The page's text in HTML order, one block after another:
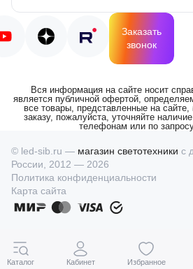
Заказать
звонок
Вся информация на сайте носит
является публичной офертой,
все товары, представленные на
заказу, пожалуйста, уточняйте
телефонам или по
© led-sib.ru — магазин светотехники с
России, 2012 — 2026
Политика конфиденциальности
Карта сайта
Каталог Кабинет Избранное